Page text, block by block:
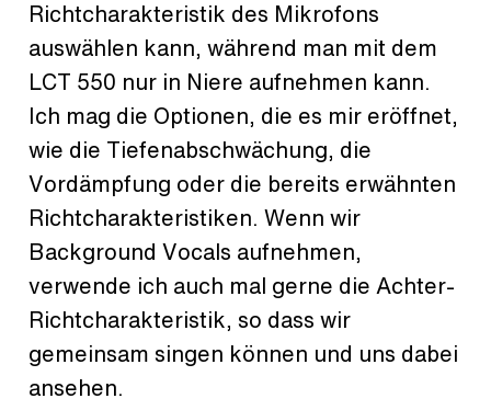
Richtcharakteristik des Mikrofons
auswählen kann, während man mit dem
LCT 550 nur in Niere aufnehmen kann.
Ich mag die Optionen, die es mir eröffnet,
wie die Tiefenabschwächung, die
Vordämpfung oder die bereits erwähnten
Richtcharakteristiken. Wenn wir
Background Vocals aufnehmen,
verwende ich auch mal gerne die Achter-
Richtcharakteristik, so dass wir
gemeinsam singen können und uns dabei
ansehen.